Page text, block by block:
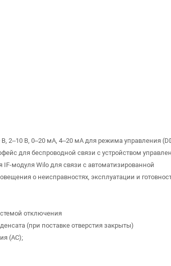
2–10 В, 0–20 мА, 4–20 мА для ​режима управления
для беспроводной связи с устройством
модуля Wilo для связи с автоматизированной
о неисправностях, эксплуатации и
отключения
(при поставке отверстия закрыты)
(AC);